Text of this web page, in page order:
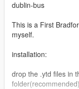
dublin-bus
This is a First
myself.
installation:
drop the .ytd files in